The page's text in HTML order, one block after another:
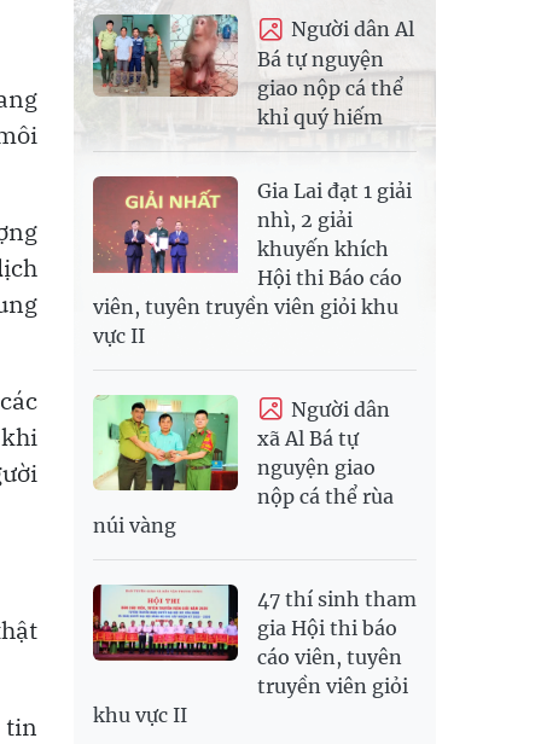
tin
Người dân Al
Bá tự nguyện
giao nộp cá thể
khỉ quý hiếm
Gia Lai đạt 1 giải
nhì, 2 giải
khuyến khích
Hội thi Báo cáo
viên, tuyên truyền viên giỏi khu
vực II
Người dân
xã Al Bá tự
nguyện giao
nộp cá thể rùa
núi vàng
47 thí sinh tham
gia Hội thi báo
cáo viên, tuyên
truyền viên giỏi
khu vực II